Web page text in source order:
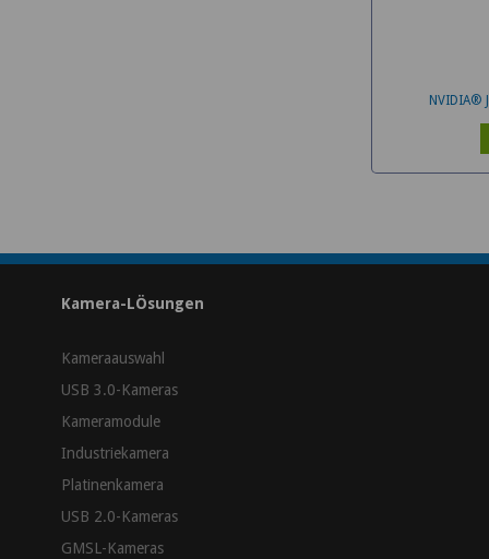
NVIDIA®
Kamera-LÖsungen
Kameraauswahl
USB 3.0-Kameras
Kameramodule
Industriekamera
Platinenkamera
USB 2.0-Kameras
GMSL-Kameras